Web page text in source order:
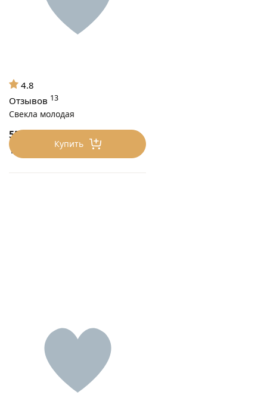
Купить
55₽/0.5 кг
110 ₽/кг
Свекла молодая
4.8
Отзывов 13